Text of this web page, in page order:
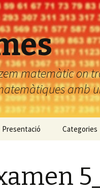
matemàtic on
amb
Presentació Categories